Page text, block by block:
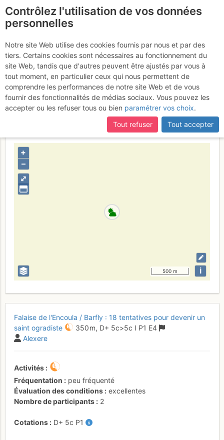
Falaise de l'Encoula /
Barfly : 18 tentatives pour
devenir un saint ogradiste
Dimanche 20 août 2017
France Isère Écrins
⤢
+
–
500 m i
Falaise de l'Encoula / Barfly : 18 tentatives pour devenir un
saint ogradiste
350 m, D+ 5c>5c I P1 E4
Alexere
Activités
Fréquentation
peu fréquenté
Évaluation des conditions
excellentes
Nombre de participants
2
Cotations D+ 5c P1
Contrôlez l'utilisation de vos données
personnelles
Notre site Web utilise des cookies fournis par nous et par des
tiers. Certains cookies sont nécessaires au fonctionnement du
site Web, tandis que d'autres peuvent être ajustés par vous à
tout moment, en particulier ceux qui nous permettent de
comprendre les performances de notre site Web et de vous
fournir des fonctionnalités de médias sociaux. Vous pouvez les
accepter ou les refuser tous ou bien paramétrer vos choix.
Tout refuser
Tout accepter